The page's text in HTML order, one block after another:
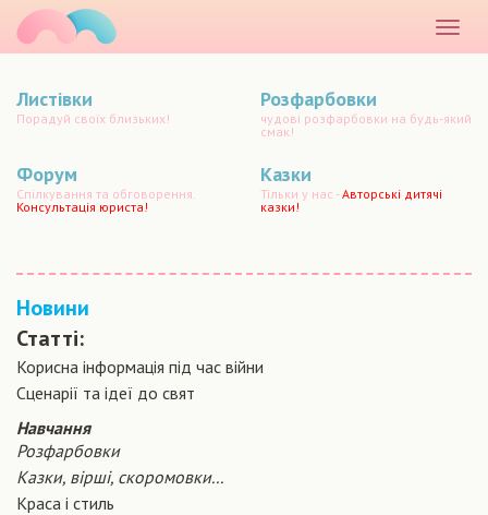
меню
Листівки
Порадуй своїх близьких!
Розфарбовки
чудові розфарбовки на будь-який
смак!
Форум
Спілкування та обговорення.
Консультація юриста!
Казки
Тільки у нас -Авторські дитячі
казки!
Новини
Статті:
Корисна інформація під час війни
Сценарiї та iдеї до свят
Навчання
Розфарбовки
Казки, вірші, скоромовки...
Краса і стиль